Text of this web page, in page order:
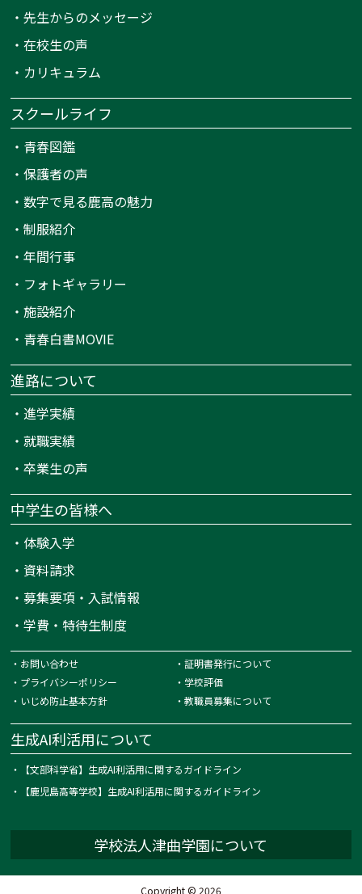
・先生からのメッセージ
・在校生の声
・ カリキュラム
スクールライフ
・ 青春図鑑
・保護者の声
・数字で見る鹿高の魅力
・制服紹介
・年間行事
・ フォトギャラリー
・施設紹介
・ 青春白書MOVIE
進路について
・進学実績
・就職実績
・卒業生の声
中学生の皆様へ
・ 体験入学
・ 資料請求
・募集要項・入試情報
・学費・特待生制度
・ お問い合わせ ・ 証明書発行について
・ プライバシーポリシー ・ 学校評価
・ いじめ防止基本方針 ・ 教職員募集について
生成AI利活用について
・
【文部科学省】生成AI利活用に関するガイドライン
・
【鹿児島高等学校】生成AI利活用に関するガイドライン
学校法人津曲学園について
Copyright © 2026